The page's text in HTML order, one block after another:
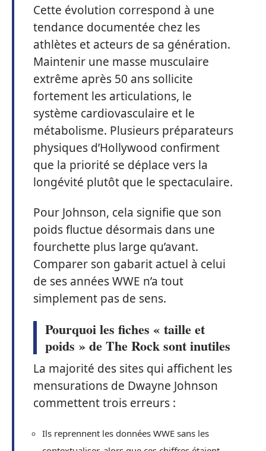
Cette évolution correspond à une
tendance documentée chez les
athlètes et acteurs de sa génération.
Maintenir une masse musculaire
extrême après 50 ans sollicite
fortement les articulations, le
système cardiovasculaire et le
métabolisme. Plusieurs préparateurs
physiques d’Hollywood confirment
que la priorité se déplace vers la
longévité plutôt que le spectaculaire.
Pour Johnson, cela signifie que son
poids fluctue désormais dans une
fourchette plus large qu’avant.
Comparer son gabarit actuel à celui
de ses années WWE n’a tout
simplement pas de sens.
Pourquoi les fiches « taille et
poids » de The Rock sont inutiles
La majorité des sites qui affichent les
mensurations de Dwayne Johnson
commettent trois erreurs :
Ils reprennent les données WWE sans les